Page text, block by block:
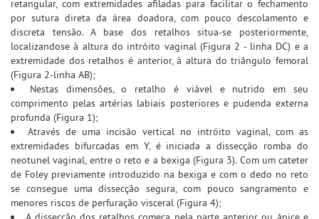
retangular, com extremidades afiladas para facilitar o fechamento
por sutura direta da área doadora, com pouco descolamento e
discreta tensão. A base dos retalhos situa-se posteriormente,
localizandose à altura do intróito vaginal (Figura 2 - linha DC) e a
extremidade dos retalhos é anterior, à altura do triângulo femoral
(Figura 2-linha AB);
Nestas dimensões, o retalho é viável e nutrido em seu
comprimento pelas artérias labiais posteriores e pudenda externa
profunda (Figura 1);
Através de uma incisão vertical no intróito vaginal, com as
extremidades bifurcadas em Y, é iniciada a dissecção romba do
neotunel vaginal, entre o reto e a bexiga (Figura 3). Com um cateter
de Foley previamente introduzido na bexiga e com o dedo no reto
se consegue uma dissecção segura, com pouco sangramento e
menores riscos de perfuração visceral (Figura 4);